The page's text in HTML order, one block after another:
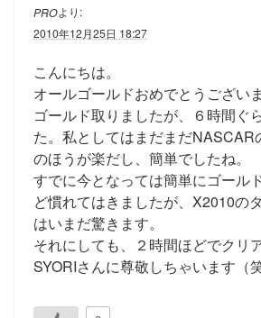
PROより:
2010年12月25日 18:27
こんにちは。
オールゴールドおめでとうござい
ゴールド取りましたが、６時間ぐ
た。私としてはまだまだNASCAR
のほうが楽だし、簡単でしたね。
すでに今となっては簡単にゴール
ど慣れてはきましたが、X2010の
はいまだ驚きます。
それにしても、２時間ほどでクリ
SYORIさんに尊敬しちゃいます（笑